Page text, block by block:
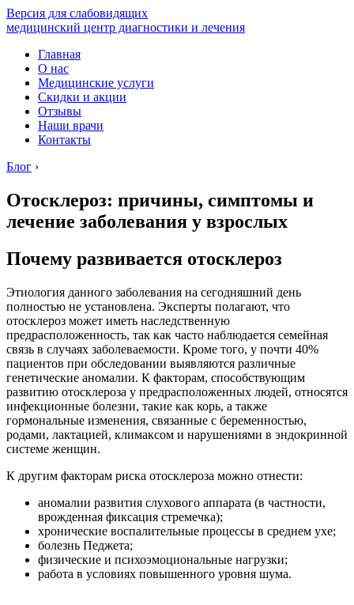
Версия для слабовидящих
медицинский центр диагностики и лечения
Главная
О нас
Медицинские услуги
Скидки и акции
Отзывы
Наши врачи
Контакты
Блог ›
Отосклероз: причины, симптомы и
лечение заболевания у взрослых
Почему развивается отосклероз
Этиология данного заболевания на сегодняшний день
полностью не установлена. Эксперты полагают, что
отосклероз может иметь наследственную
предрасположенность, так как часто наблюдается семейная
связь в случаях заболеваемости. Кроме того, у почти 40%
пациентов при обследовании выявляются различные
генетические аномалии. К факторам, способствующим
развитию отосклероза у предрасположенных людей, относятся
инфекционные болезни, такие как корь, а также
гормональные изменения, связанные с беременностью,
родами, лактацией, климаксом и нарушениями в эндокринной
системе женщин.
К другим факторам риска отосклероза можно отнести:
аномалии развития слухового аппарата (в частности,
врожденная фиксация стремечка);
хронические воспалительные процессы в среднем ухе;
болезнь Педжета;
физические и психоэмоциональные нагрузки;
работа в условиях повышенного уровня шума.